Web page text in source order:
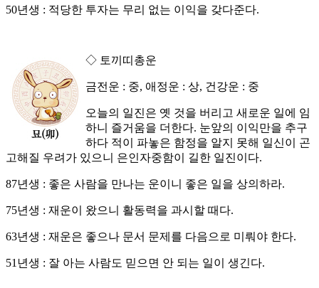
50년생 : 적당한 투자는 무리 없는 이익을 갖다준다.
◇ 토끼띠총운
금전운 : 중, 애정운 : 상, 건강운 : 중
오늘의 일진은 옛 것을 버리고 새로운 일에 임
하니 즐거움을 더한다. 눈앞의 이익만을 추구
하다 적이 파놓은 함정을 알지 못해 일신이 곤
고해질 우려가 있으니 은인자중함이 길한 일진이다.
87년생 : 좋은 사람을 만나는 운이니 좋은 일을 상의하라.
75년생 : 재운이 왔으니 활동력을 과시할 때다.
63년생 : 재운은 좋으나 문서 문제를 다음으로 미뤄야 한다.
51년생 : 잘 아는 사람도 믿으면 안 되는 일이 생긴다.